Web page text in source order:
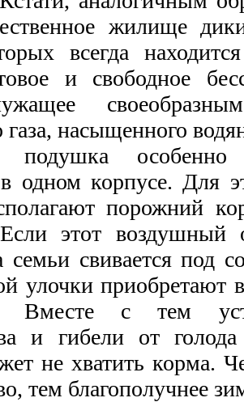
жилище
всегда
и свободное
газа, насыщенного
подушка особенно
одном корпусе. Для
порожний
Если этот воздушный
семьи свивается под
улочки приобретают
Вместе с тем
и гибели от
не хватить корма.
тем благополучнее